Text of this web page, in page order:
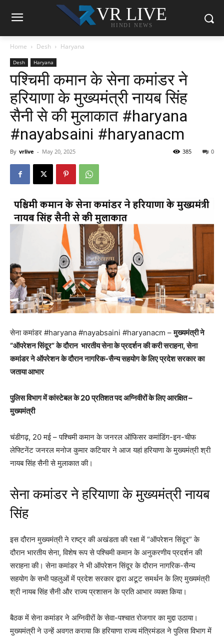
VR LIVE
HINDI NEWS
Home Desh Haryana
Desh Haryana
पश्चिमी कमान के सेना कमांडर ने
हरियाणा के मुख्यमंत्री नायब सिंह
सैनी से की मुलाकात #haryana
#nayabsaini #haryanacm
By vrlive - May 20, 2025 0
385
सेना कमांडर #haryana #nayabsaini #haryanacm –मुख्यमंत्री ने
“ऑपरेशन सिंदूर” के दौरान भारतीय सेना के प्रदर्शन की करी सराहना, सेना
कमांडर ने ऑपरेशन के दौरान नागरिक-सैन्य सहयोग के लिए प्रदेश सरकार का
जताया आभार
पुलिस विभाग में कांस्टेबल के20 प्रतिशत पद अग्निवीरों के लिए आरक्षित –
मुख्यमंत्री
चंडीगढ़, 20 मई – पश्चिमी कमान के जनरल ऑफिसर कमांडिंग-इन-चीफ
लेफ्टिनेंट जनरल मनोज कुमार कटियार ने आज यहां हरियाणा के मुख्यमंत्री श्री
नायब सिंह सैनी से मुलाकात की।
सेना कमांडर ने हरियाणा के मुख्यमंत्री नायब
सिंह
इस दौरान मुख्यमंत्री ने राष्ट्र की अखंडता की रक्षा में “ऑपरेशन सिंदूर” के
दौरान भारतीय सेना, विशेष रूप से पश्चिमी कमान के अनुकरणीय प्रदर्शन की
सराहना की। सेना कमांडर ने भी ऑपरेशन सिंदूर के दौरान नागरिक-सैन्य
सहयोग के सभी पहलुओं में प्रदेश सरकार द्वारा अटूट समर्थन के लिए मुख्यमंत्री
श्री नायब सिंह सैनी और राज्य प्रशासन के प्रति आभार व्यक्त किया।
बैठक में सेना कमांडर ने अग्निवीरों के सेवा-पश्चात रोजगार का मुद्दा उठाया।
मुख्यमंत्री ने उन्हें अवगत कराया कि हरियाणा राज्य मंत्रिमंडल ने पुलिस विभाग में